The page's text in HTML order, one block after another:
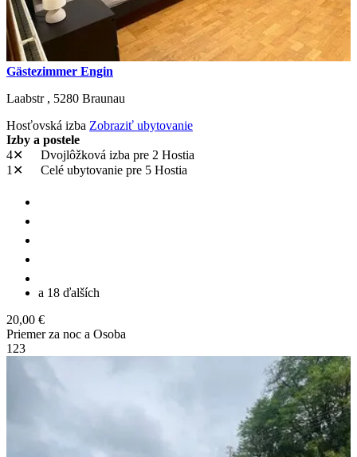
Gästezimmer Engin
Laabstr , 5280 Braunau
Hosťovská izba Zobraziť ubytovanie
Izby a postele
4✕
Dvojlôžková izba pre 2 Hostia
1✕
Celé ubytovanie pre 5 Hostia
a 18 ďalších
20,00 €
Priemer za noc a Osoba
1 23